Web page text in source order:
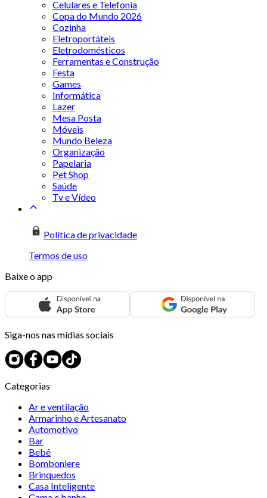
Celulares e Telefonia
Copa do Mundo 2026
Cozinha
Eletroportáteis
Eletrodomésticos
Ferramentas e Construção
Festa
Games
Informática
Lazer
Mesa Posta
Móveis
Mundo Beleza
Organização
Papelaria
Pet Shop
Saúde
Tv e Vídeo
Política de privacidade
Termos de uso
Baixe o app
Siga-nos nas mídias sociais
Categorias
Ar e ventilação
Armarinho e Artesanato
Automotivo
Bar
Bebê
Bomboniere
Brinquedos
Casa Inteligente